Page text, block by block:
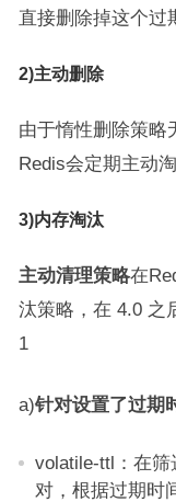
直接删除掉这个过
2)主动删除
由于惰性删除策略
Redis会定期主动
3)内存淘汰
主动清理策略在
汰策略，在 4.0 之
1
a)针对设置了过期
volatile-ttl：在筛
对，根据过期时